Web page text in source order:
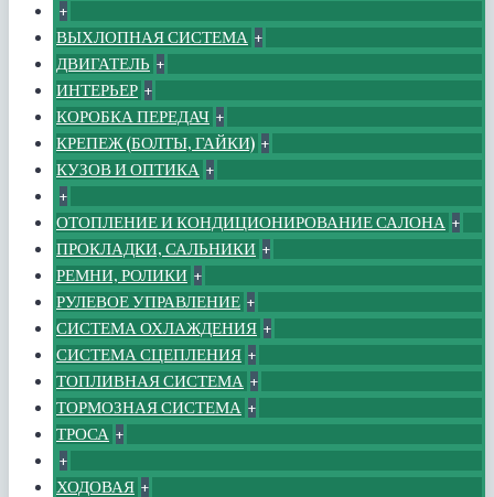
+
ВЫХЛОПНАЯ СИСТЕМА +
ДВИГАТЕЛЬ +
ИНТЕРЬЕР +
КОРОБКА ПЕРЕДАЧ +
КРЕПЕЖ (БОЛТЫ, ГАЙКИ) +
КУЗОВ И ОПТИКА +
+
ОТОПЛЕНИЕ И КОНДИЦИОНИРОВАНИЕ САЛОНА +
ПРОКЛАДКИ, САЛЬНИКИ +
РЕМНИ, РОЛИКИ +
РУЛЕВОЕ УПРАВЛЕНИЕ +
СИСТЕМА ОХЛАЖДЕНИЯ +
СИСТЕМА СЦЕПЛЕНИЯ +
ТОПЛИВНАЯ СИСТЕМА +
ТОРМОЗНАЯ СИСТЕМА +
ТРОСА +
+
ХОДОВАЯ +